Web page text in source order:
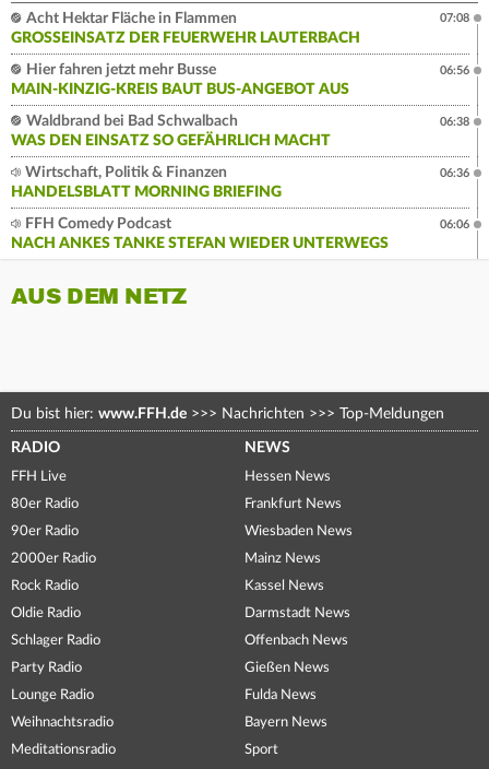
Acht Hektar Fläche in Flammen
GROSSEINSATZ DER FEUERWEHR LAUTERBACH
07:08
Hier fahren jetzt mehr Busse
MAIN-KINZIG-KREIS BAUT BUS-ANGEBOT AUS
06:56
Waldbrand bei Bad Schwalbach
WAS DEN EINSATZ SO GEFÄHRLICH MACHT
06:38
Wirtschaft, Politik & Finanzen
HANDELSBLATT MORNING BRIEFING
06:36
FFH Comedy Podcast
NACH ANKES TANKE STEFAN WIEDER UNTERWEGS
06:06
AUS DEM NETZ
Du bist hier: www.FFH.de >>> Nachrichten >>> Top-Meldungen
RADIO
FFH Live
80er Radio
90er Radio
2000er Radio
Rock Radio
Oldie Radio
Schlager Radio
Party Radio
Lounge Radio
Weihnachtsradio
Meditationsradio
NEWS
Hessen News
Frankfurt News
Wiesbaden News
Mainz News
Kassel News
Darmstadt News
Offenbach News
Gießen News
Fulda News
Bayern News
Sport